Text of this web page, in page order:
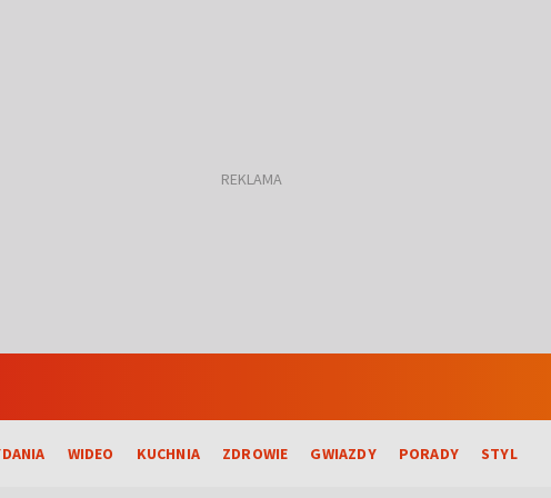
WIDEO KUCHNIA ZDROWIE GWIAZDY PORADY STYL